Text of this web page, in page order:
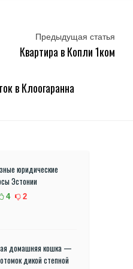
Предыдущая статья
Квартира в Копли 1ком
в Клоогаранна
юридические
Эстонии
4 2
домашняя кошка —
дикой степной